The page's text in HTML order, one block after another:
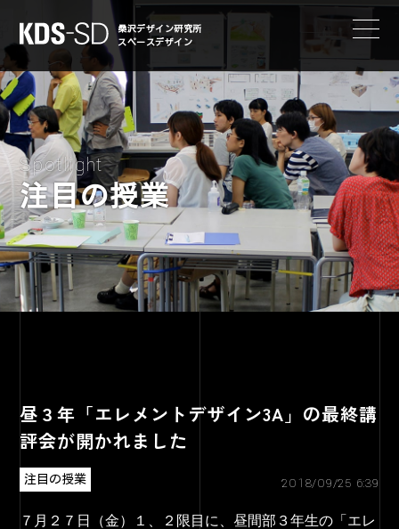
KDS-SD
桑沢デザイン研究所
スペースデザイン
Spotlight
注目の授業
昼３年「エレメントデザイン3A」の最終講
評会が開かれました
注目の授業 2018/09/25 6:39
７月２７日（金）１、２限目に、昼間部３年生の「 エレ